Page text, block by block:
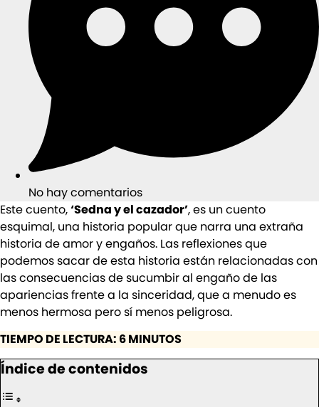
No hay comentarios
Este cuento,‘Sedna y el cazador’, es un cuento
esquimal, una historia popular que narra una extraña
historia de amor y engaños. Las reflexiones que
podemos sacar de esta historia están relacionadas con
las consecuencias de sucumbir al engaño de las
apariencias frente a la sinceridad, que a menudo es
menos hermosa pero sí menos peligrosa.
TIEMPO DE LECTURA: 6 MINUTOS
Índice de contenidos